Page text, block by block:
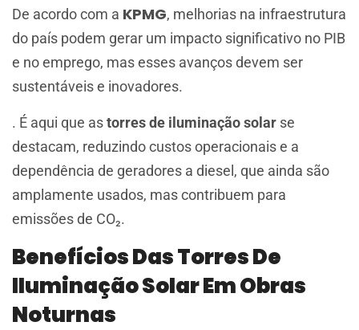
De acordo com a KPMG, melhorias na infraestrutura
do país podem gerar um impacto significativo no PIB
e no emprego, mas esses avanços devem ser
sustentáveis e inovadores​.
. É aqui que astorres de iluminação solar se
destacam, reduzindo custos operacionais e a
dependência de geradores a diesel, que ainda são
amplamente usados, mas contribuem para
emissões de CO₂.
Benefícios Das Torres De
Iluminação Solar Em Obras
Noturnas